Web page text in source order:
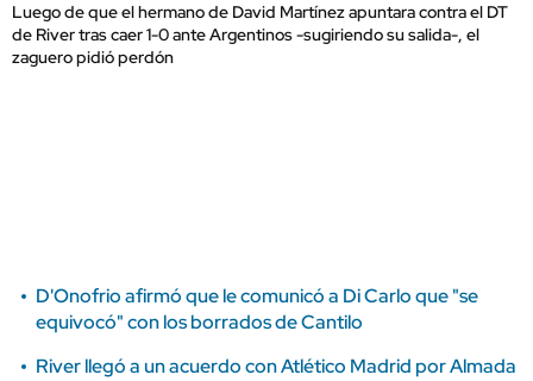
Luego de que el hermano de David Martínez apuntara contra el DT
de River tras caer 1-0 ante Argentinos -sugiriendo su salida-, el
zaguero pidió perdón
D'Onofrio afirmó que le comunicó a Di Carlo que "se
equivocó" con los borrados de Cantilo
River llegó a un acuerdo con Atlético Madrid por Almada